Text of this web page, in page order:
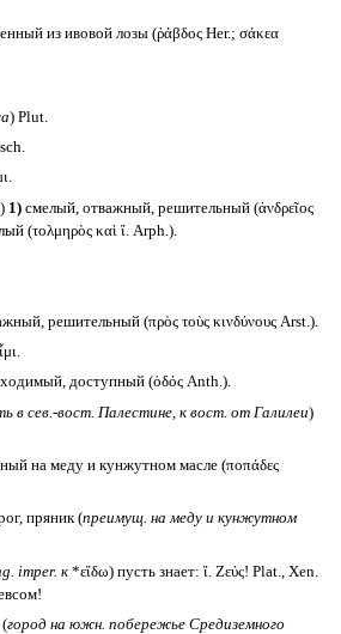
из ивовой лозы (ῥάβδος Her.; σάκεα
) Plut.
1)смелый, отважный, решительный (ἀνδρεῖος
(τολμηρὸς καὶ ἴ. Arph.).
решительный (πρὸς τοὺς κινδύνους Arst.).
доступный (ὁδός Anth.).
в сев.-вост. Палестине, к вост. от Галилеи)
на меду и кунжутном масле (ποπάδες
пряник (преимущ. на меду и кунжутном
imper. к*εἴδω) пусть знает: ἴ. Ζεύς! Plat., Xen.
город на южн. побережье Средиземного